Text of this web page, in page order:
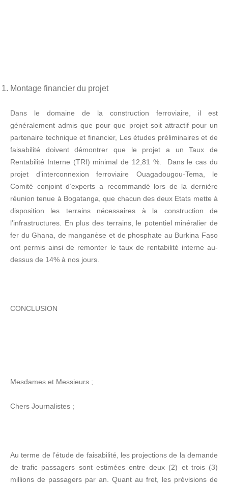
Montage financier du projet
Dans le domaine de la construction ferroviaire, il est
généralement admis que pour que projet soit attractif pour un
partenaire technique et financier, Les études préliminaires et de
faisabilité doivent démontrer que le projet a un Taux de
Rentabilité Interne (TRI) minimal de 12,81 %. Dans le cas du
projet d’interconnexion ferroviaire Ouagadougou-Tema, le
Comité conjoint d’experts a recommandé lors de la dernière
réunion tenue à Bogatanga, que chacun des deux Etats mette à
disposition les terrains nécessaires à la construction de
l’infrastructures. En plus des terrains, le potentiel minéralier de
fer du Ghana, de manganèse et de phosphate au Burkina Faso
ont permis ainsi de remonter le taux de rentabilité interne au-
dessus de 14% à nos jours.
CONCLUSION
Mesdames et Messieurs ;
Chers Journalistes ;
Au terme de l’étude de faisabilité, les projections de la demande
de trafic passagers sont estimées entre deux (2) et trois (3)
millions de passagers par an. Quant au fret, les prévisions de